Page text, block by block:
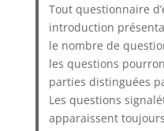
Tout questionnaire
introduction
le nombre de
les questions
parties distinguées
Les questions
apparaissent